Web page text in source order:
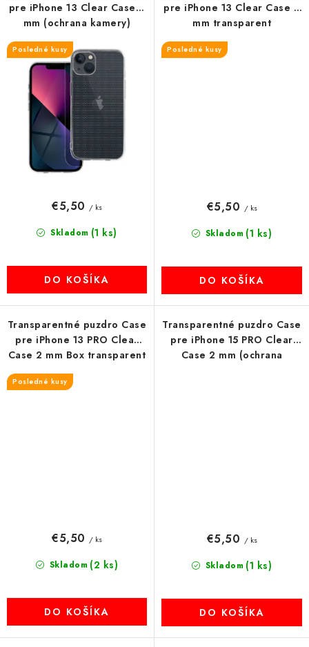
pre iPhone 13 Clear Case 2
mm (ochrana kamery)
transparent
Posledné kusy
Skladom (1 ks)
€5,50 / ks
DO KOŠÍKA
pre iPhone 13 Clear Case 2
mm transparent
Posledné kusy
Skladom (1 ks)
€5,50 / ks
DO KOŠÍKA
Transparentné puzdro Case
pre iPhone 13 PRO Clear
Case 2 mm Box transparent
Posledné kusy
Skladom (2 ks)
€5,50 / ks
DO KOŠÍKA
Transparentné puzdro Case
pre iPhone 15 PRO Clear
Case 2 mm (ochrana
Skladom (1 ks)
€5,50 / ks
DO KOŠÍKA